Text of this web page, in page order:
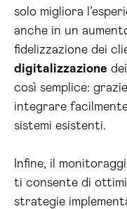
solo migliora
anche in un
fidelizzazione dei
digitalizzazione
così semplice:
integrare
sistemi esistenti.
Infine, il
ti consente di
strategie